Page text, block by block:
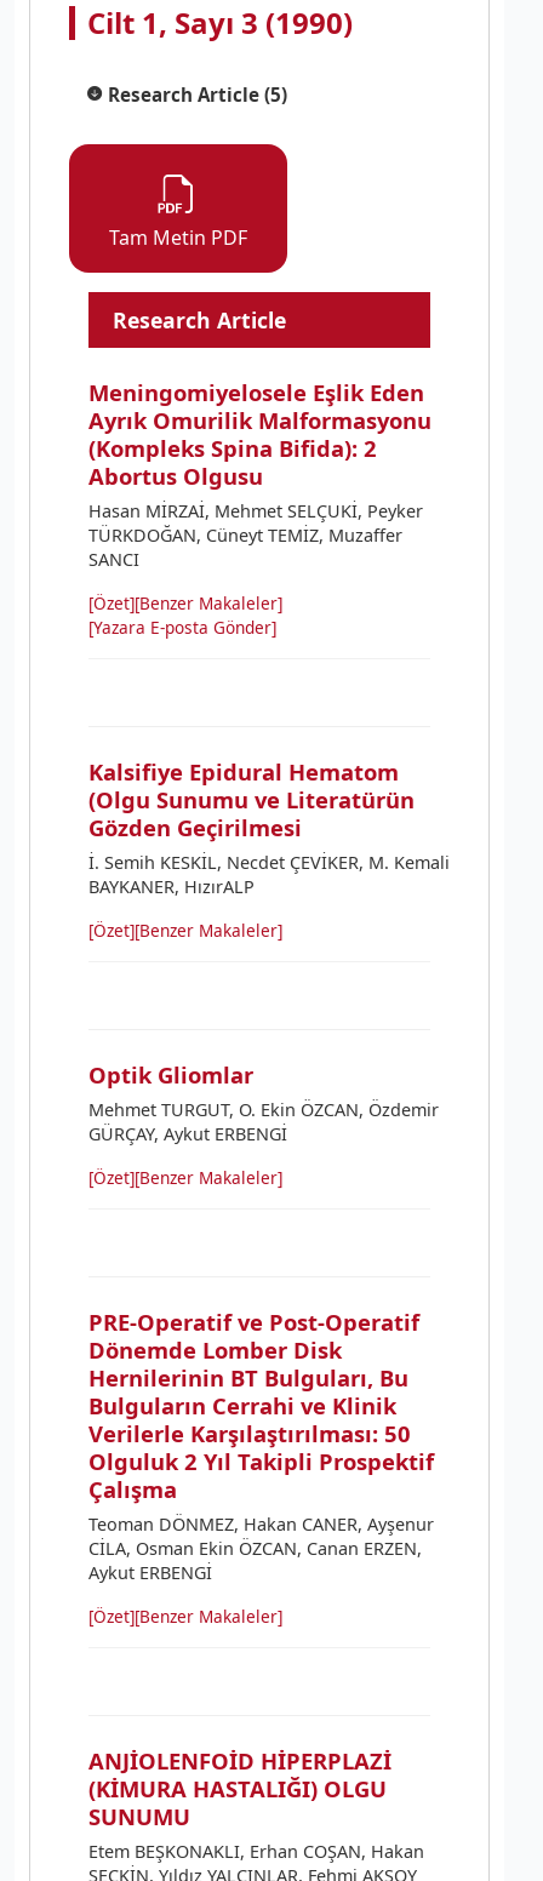
Cilt 1, Sayı 3 (1990)
Research Article (5)
Tam Metin PDF
Research Article
Meningomiyelosele Eşlik Eden
Ayrık Omurilik Malformasyonu
(Kompleks Spina Bifida): 2
Abortus Olgusu
Hasan MİRZAİ, Mehmet SELÇUKİ, Peyker
TÜRKDOĞAN, Cüneyt TEMİZ, Muzaffer
SANCI
[Özet][Benzer Makaleler]
[Yazara E-posta Gönder]
Kalsifiye Epidural Hematom
(Olgu Sunumu ve Literatürün
Gözden Geçirilmesi
İ. Semih KESKİL, Necdet ÇEVİKER, M. Kemali
BAYKANER, HızırALP
[Özet][Benzer Makaleler]
Optik Gliomlar
Mehmet TURGUT, O. Ekin ÖZCAN, Özdemir
GÜRÇAY, Aykut ERBENGİ
[Özet][Benzer Makaleler]
PRE-Operatif ve Post-Operatif
Dönemde Lomber Disk
Hernilerinin BT Bulguları, Bu
Bulguların Cerrahi ve Klinik
Verilerle Karşılaştırılması: 50
Olguluk 2 Yıl Takipli Prospektif
Çalışma
Teoman DÖNMEZ, Hakan CANER, Ayşenur
CİLA, Osman Ekin ÖZCAN, Canan ERZEN,
Aykut ERBENGİ
[Özet][Benzer Makaleler]
ANJİOLENFOİD HİPERPLAZİ
(KİMURA HASTALIĞI) OLGU
SUNUMU
Etem BEŞKONAKLI, Erhan COŞAN, Hakan
SEÇKİN, Yıldız YALÇINLAR, Fehmi AKSOY